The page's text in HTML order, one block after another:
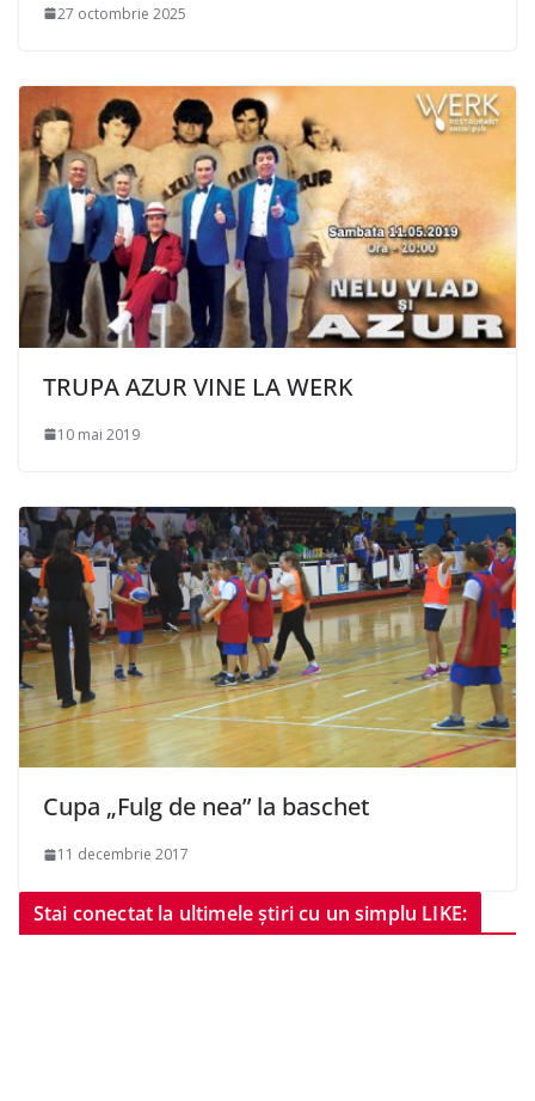
27 octombrie 2025
TRUPA AZUR VINE LA WERK
10 mai 2019
Cupa „Fulg de nea” la baschet
11 decembrie 2017
Stai conectat la ultimele știri cu un simplu LIKE: